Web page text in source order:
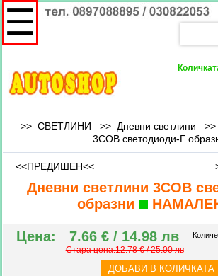
☰
>> СВЕТЛИНИ >> Дневни светлини >>
3СОВ светодиоди-Г
<<ПРЕДИШЕН<<
Дневни светлини 3СОВ
образни
Цена: 7.66 € / 14.98 лв
Стара цена:12.78 € / 25.00 лв